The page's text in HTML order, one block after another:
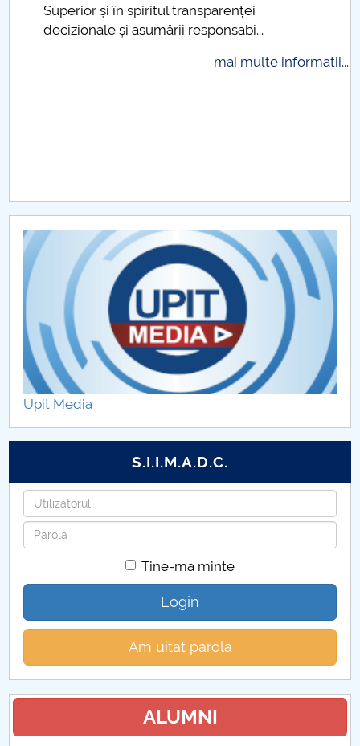
Raportul Conducerii Centrului Universitar Pitești
privind implementarea Planului Operațional 2020-
CAR2026
MENIU CANTINA
Admitere 2017-2023
Admitere 2024
Admitere 2025
Pliante
Superior și în spiritul transparenței
decizionale și asumării responsabi...
mai multe informatii...
Upit Media
S.I.I.M.A.D.C.
Utilizatorul
Parola
Tine-ma minte
Login
Am uitat parola
ALUMNI